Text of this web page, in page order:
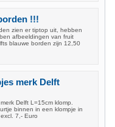
!!!
zien er tiptop uit, hebben
afbeeldingen van fruit
blauwe borden zijn 12,50
merk Delft
Delft L=15cm klomp.
binnen in een klompje in
7,- Euro